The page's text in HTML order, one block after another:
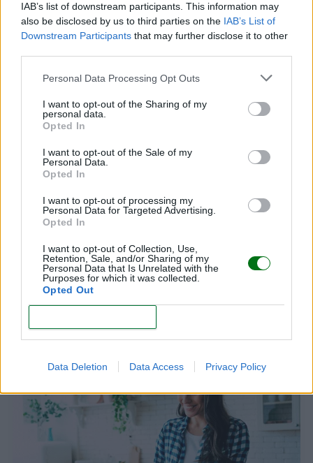
IAB’s list of downstream participants. This information may
also be disclosed by us to third parties on the IAB’s List of
Downstream Participants that may further disclose it to other
Personal Data Processing Opt Outs
I want to opt-out of the Sharing of my
personal data.
Opted In
I want to opt-out of the Sale of my
Personal Data.
Opted In
I want to opt-out of processing my
Personal Data for Targeted Advertising.
Opted In
I want to opt-out of Collection, Use,
Retention, Sale, and/or Sharing of my
Personal Data that Is Unrelated with the
Purposes for which it was collected.
Opted Out
Data Deletion Data Access Privacy Policy
¿Se puede comer queso en el embarazo?
El 90% de las mujeres embarazadas no se
alimenta de forma óptima: ¡pero tiene solución!
LEER